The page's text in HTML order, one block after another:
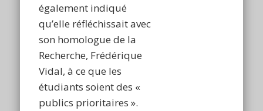
également indiqué
qu’elle réfléchissait avec
son homologue de la
Recherche, Frédérique
Vidal, à ce que les
étudiants soient des «
publics prioritaires ».